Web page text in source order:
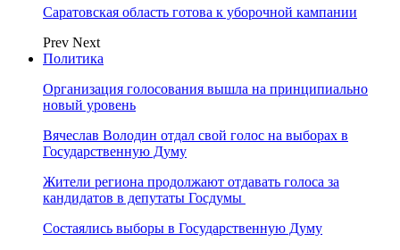
Саратовская область готова к уборочной кампании
Prev Next
Политика
Организация голосования вышла на принципиально
новый уровень
Вячеслав Володин отдал свой голос на выборах в
Государственную Думу
Жители региона продолжают отдавать голоса за
кандидатов в депутаты Госдумы
Состаялись выборы в Государственную Думу